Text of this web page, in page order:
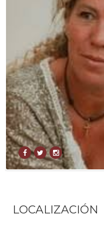
LOCALIZACIÓN